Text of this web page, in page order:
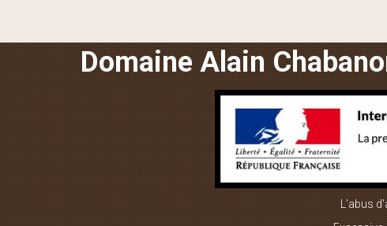
Domaine Alain
L'abus